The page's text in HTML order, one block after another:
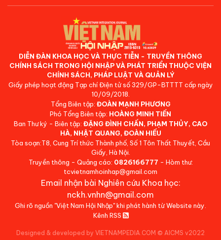
DIỄN ĐÀN KHOA HỌC VÀ THỰC TIỄN - TRUYỀN THÔNG
CHÍNH SÁCH TRONG HỘI NHẬP VÀ PHÁT TRIỂN THUỘC VIỆN
CHÍNH SÁCH, PHÁP LUẬT VÀ QUẢN LÝ
Giấy phép hoạt động Tạp chí Điện tử số 329/GP-BTTTT cấp ngày
10/09/2018.
Tổng Biên tập: ĐOÀN MẠNH PHƯƠNG
Phó Tổng Biên tập: HOÀNG MINH TIẾN
Ban Thư ký - Biên tập: ĐẶNG ĐÌNH CHẤN, PHẠM THỦY, CAO
HÀ, NHẬT QUANG, ĐOÀN HIẾU
Tòa soạn:T8, Cung Trí thức Thành phố, Số 1 Tôn Thất Thuyết, Cầu
Giấy, Hà Nội.
Truyền thông - Quảng cáo: 0826166777 - Hòm thư:
tcvietnamhoinhap@gmail.com
Email nhận bài Nghiên cứu Khoa học:
nckh.vnhn@gmail.com
Ghi rõ nguồn "Việt Nam Hội Nhập" khi phát hành từ Website này.
Kênh RSS
Designed & developed by VIETNAMPEDIA.COM © AICMS v2022